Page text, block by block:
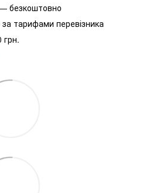
безкоштовно
тарифами перевізника
грн.